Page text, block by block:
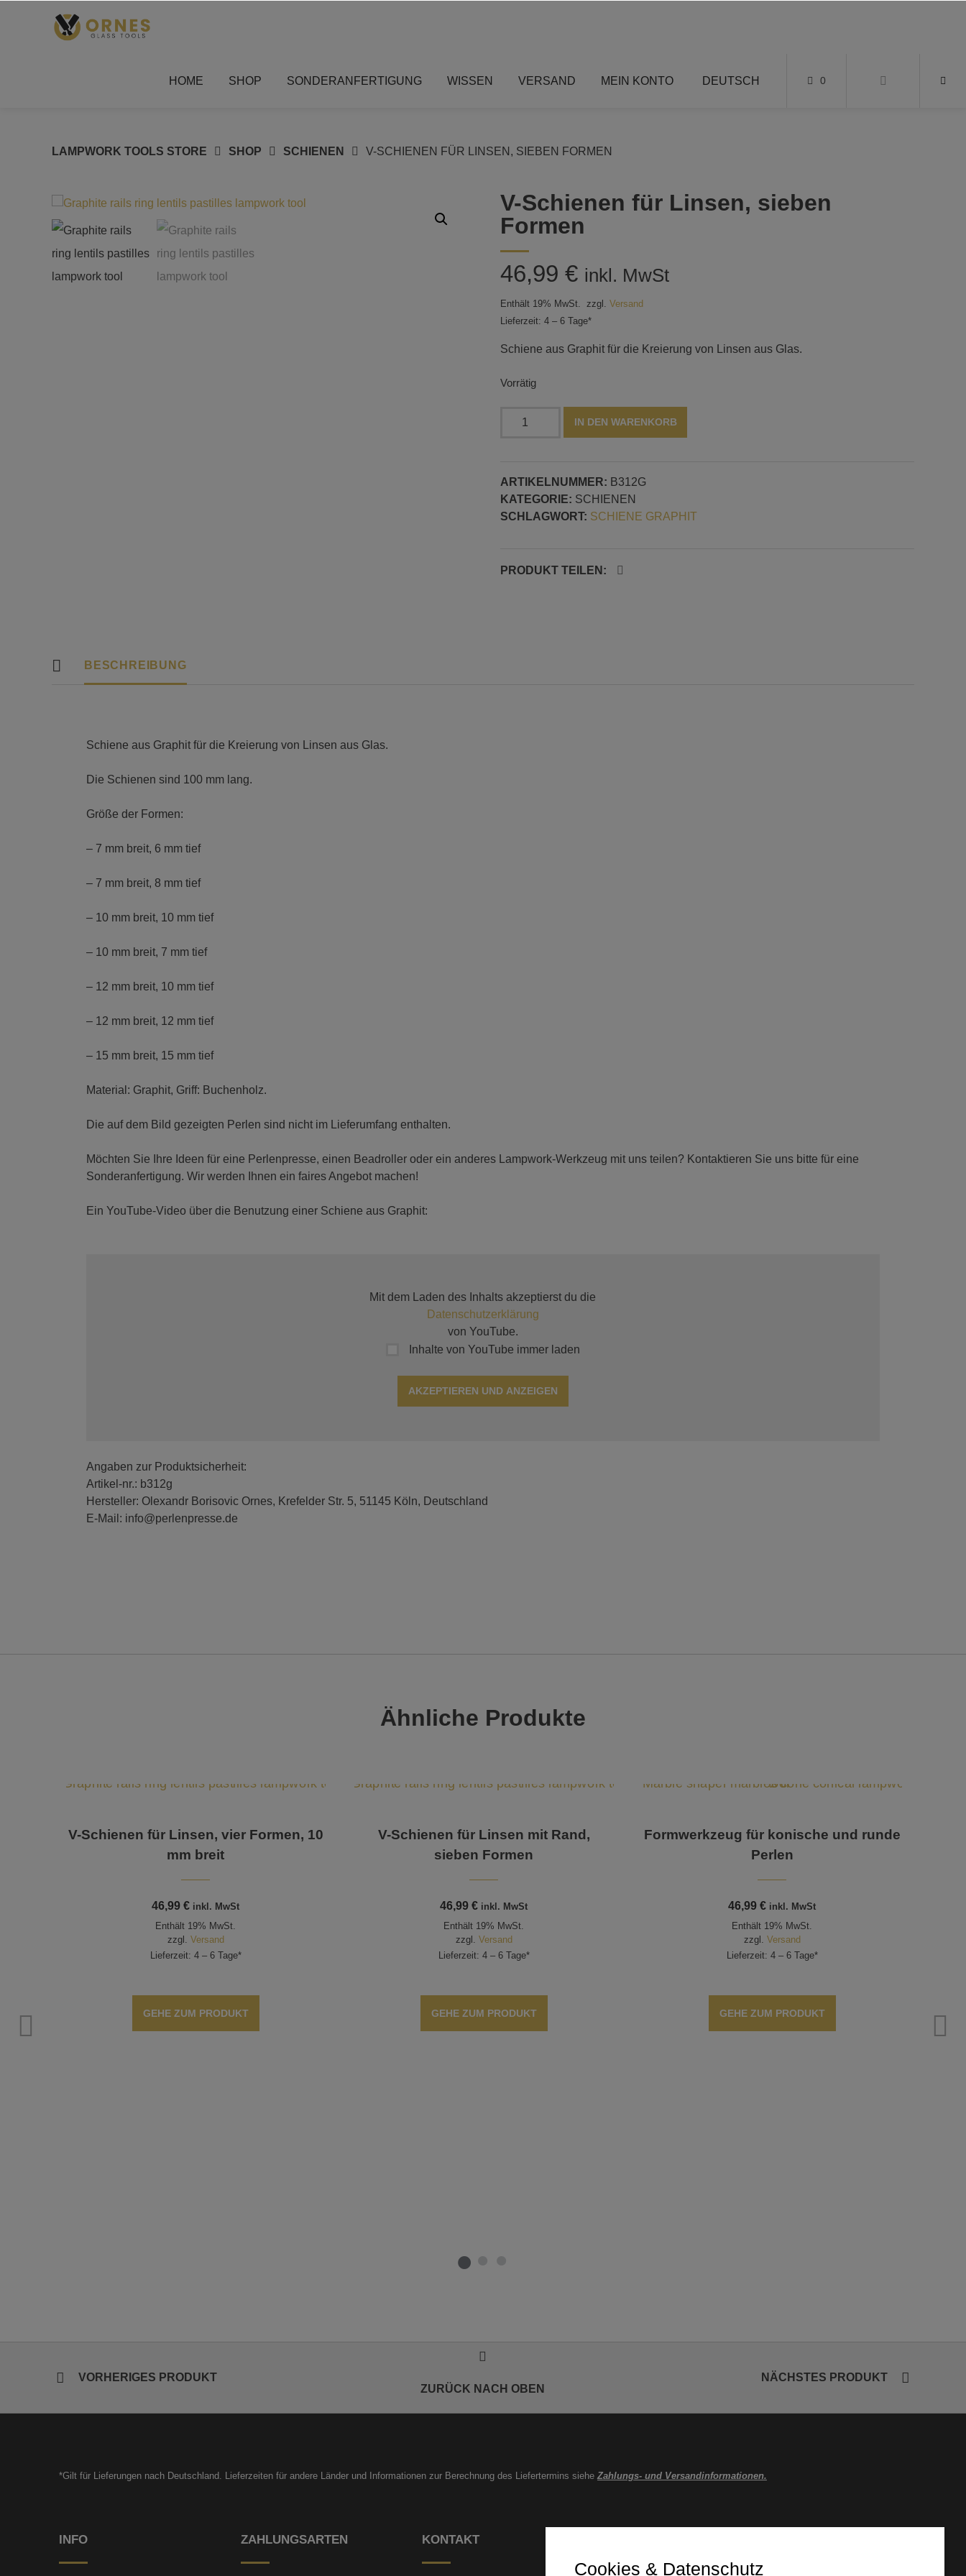
HOME SHOP SONDERANFERTIGUNG WISSEN VERSAND MEIN KONTO DEUTSCH 0
LAMPWORK TOOLS STORE SHOP SCHIENEN V-SCHIENEN FÜR LINSEN, SIEBEN FORMEN
V-Schienen für Linsen, sieben
Formen
46,99 € inkl. MwSt
Enthält 19% MwSt. zzgl. Versand
Lieferzeit: 4 – 6 Tage*
Schiene aus Graphit für die Kreierung von Linsen aus Glas.
Vorrätig
sieben
Formen
Menge
IN DEN WARENKORB
ARTIKELNUMMER: B312G
KATEGORIE: SCHIENEN
SCHLAGWORT: SCHIENE GRAPHIT
PRODUKT TEILEN:
BESCHREIBUNG
Schiene aus Graphit für die Kreierung von Linsen aus Glas.
Die Schienen sind 100 mm lang.
Größe der Formen:
– 7 mm breit, 6 mm tief
– 7 mm breit, 8 mm tief
– 10 mm breit, 10 mm tief
– 10 mm breit, 7 mm tief
– 12 mm breit, 10 mm tief
– 12 mm breit, 12 mm tief
– 15 mm breit, 15 mm tief
Material: Graphit, Griff: Buchenholz.
Die auf dem Bild gezeigten Perlen sind nicht im Lieferumfang enthalten.
Möchten Sie Ihre Ideen für eine Perlenpresse, einen Beadroller oder ein anderes Lampwork-Werkzeug mit uns teilen? Kontaktieren Sie uns bitte für eine
Sonderanfertigung. Wir werden Ihnen ein faires Angebot machen!
Ein YouTube-Video über die Benutzung einer Schiene aus Graphit:
Mit dem Laden des Inhalts akzeptierst du die
Datenschutzerklärung
von YouTube.
Inhalte von YouTube immer laden
AKZEPTIEREN UND ANZEIGEN
Angaben zur Produktsicherheit:
Artikel-nr.: b312g
Hersteller: Olexandr Borisovic Ornes, Krefelder Str. 5, 51145 Köln, Deutschland
E-Mail: info@perlenpresse.de
Ähnliche Produkte
10
V-Schienen für Linsen, vier Formen, 10
mm breit
46,99€ inkl. MwSt
Enthält 19% MwSt.
zzgl. Versand
Lieferzeit: 4 – 6 Tage*
GEHE ZUM PRODUKT
V-Schienen für Linsen mit Rand,
sieben Formen
46,99€ inkl. MwSt
Enthält 19% MwSt.
zzgl. Versand
Lieferzeit: 4 – 6 Tage*
GEHE ZUM PRODUKT
Formwerkzeug für konische und runde
Perlen
46,99€ inkl. MwSt
Enthält 19% MwSt.
zzgl. Versand
Lieferzeit: 4 – 6 Tage*
GEHE ZUM PRODUKT
VORHERIGES PRODUKT
NÄCHSTES PRODUKT
ZURÜCK NACH OBEN
*Gilt für Lieferungen nach Deutschland. Lieferzeiten für andere Länder und Informationen zur Berechnung des Liefertermins siehe Zahlungs- und Versandinformationen.
INFO ZAHLUNGSARTEN KONTAKT
Cookies & Datenschutz